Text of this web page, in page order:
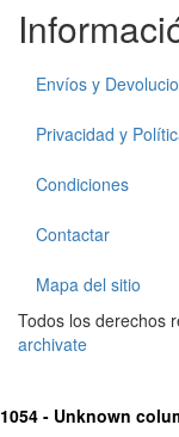
Envíos y
Privacidad y
Condiciones
Contactar
Mapa del sitio
Todos los derechos
archivate
1054 - Unknown